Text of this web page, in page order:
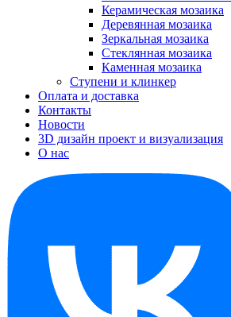
Керамическая мозаика
Деревянная мозаика
Зеркальная мозаика
Стеклянная мозаика
Каменная мозаика
Ступени и клинкер
Оплата и доставка
Контакты
Новости
3D дизайн проект и визуализация
О нас